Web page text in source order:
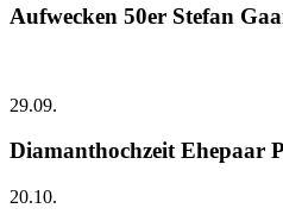
Aufwecken 50er Stefan
29.09.
Diamanthochzeit Ehepaar
20.10.